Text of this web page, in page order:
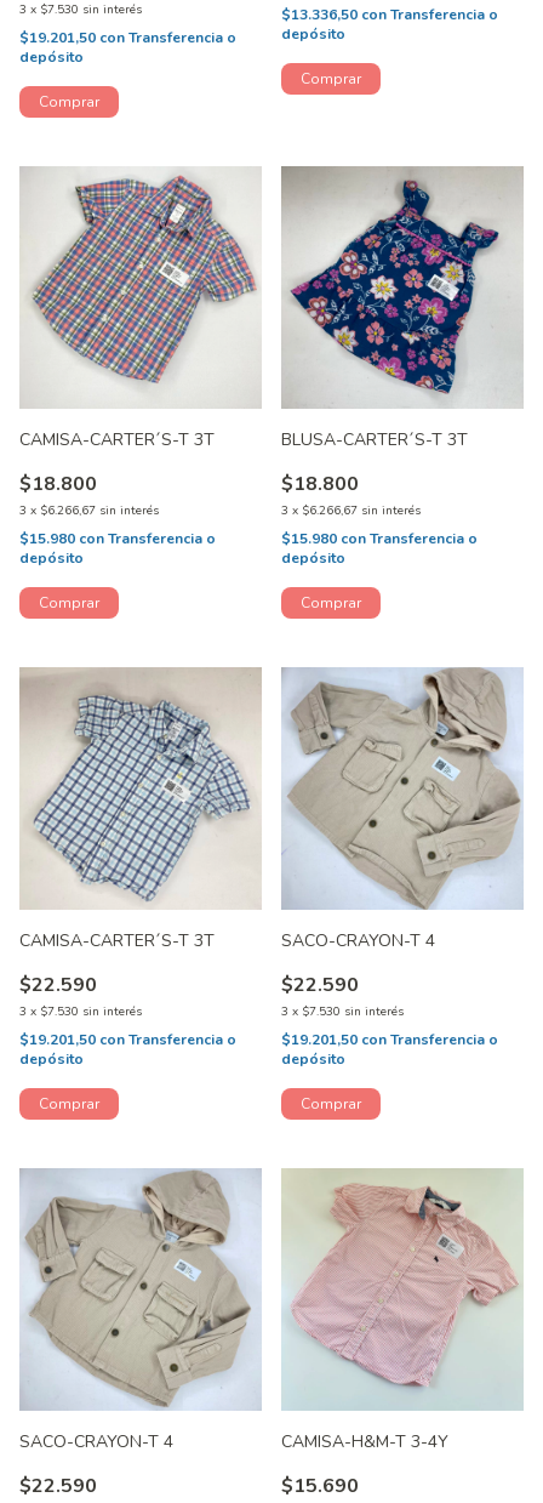
3 x $7.530 sin interés
$19.201,50 conTransferencia o
depósito
$13.336,50 conTransferencia o
depósito
CAMISA-CARTER´S-T 3T
$18.800
3 x $6.266,67 sin interés
$15.980 conTransferencia o
depósito
BLUSA-CARTER´S-T 3T
$18.800
3 x $6.266,67 sin interés
$15.980 conTransferencia o
depósito
CAMISA-CARTER´S-T 3T
$22.590
3 x $7.530 sin interés
$19.201,50 conTransferencia o
depósito
SACO-CRAYON-T 4
$22.590
3 x $7.530 sin interés
$19.201,50 conTransferencia o
depósito
SACO-CRAYON-T 4
$22.590
CAMISA-H&M-T 3-4Y
$15.690